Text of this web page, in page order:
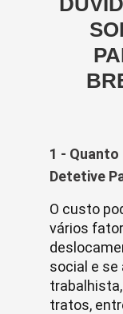
1 -
Detetive
O custo
vários
social e se
tratos,